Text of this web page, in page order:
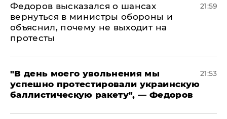
Федоров высказался о шансах
вернуться в министры обороны и
объяснил, почему не выходит на
протесты
21:59
​"В день моего увольнения мы
успешно протестировали украинскую
баллистическую ракету", — Федоров
21:53